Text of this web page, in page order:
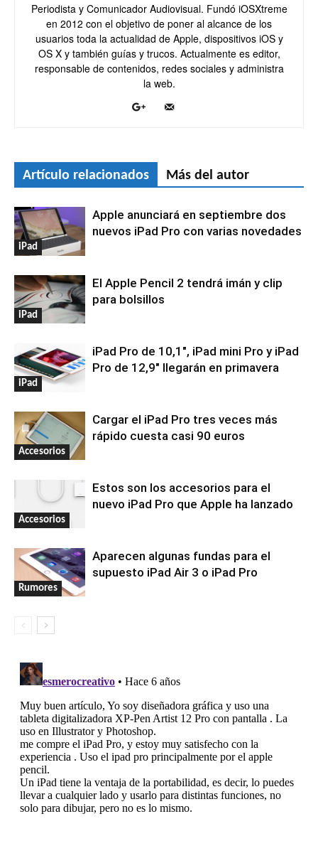
Periodista y Comunicador Audiovisual. Fundó iOSXtreme
en 2012 con el objetivo de poner al alcance de los
usuarios toda la actualidad de Apple, dispositivos iOS y
OS X y también guías y trucos. Actualmente es editor,
responsable de contenidos, redes sociales y administra
la web.
Artículo relacionados Más del autor
iPad
Apple anunciará en septiembre dos
nuevos iPad Pro con varias novedades
iPad
El Apple Pencil 2 tendrá imán y clip
para bolsillos
iPad
iPad Pro de 10,1″, iPad mini Pro y iPad
Pro de 12,9″ llegarán en primavera
Accesorios
Cargar el iPad Pro tres veces más
rápido cuesta casi 90 euros
Accesorios
Estos son los accesorios para el
nuevo iPad Pro que Apple ha lanzado
Rumores
Aparecen algunas fundas para el
supuesto iPad Air 3 o iPad Pro